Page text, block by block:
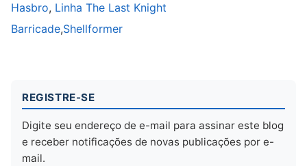
Hasbro, Linha The Last Knight
Barricade,Shellformer
REGISTRE-SE
Digite seu endereço de e-mail para assinar este blog
e receber notificações de novas publicações por e-
mail.